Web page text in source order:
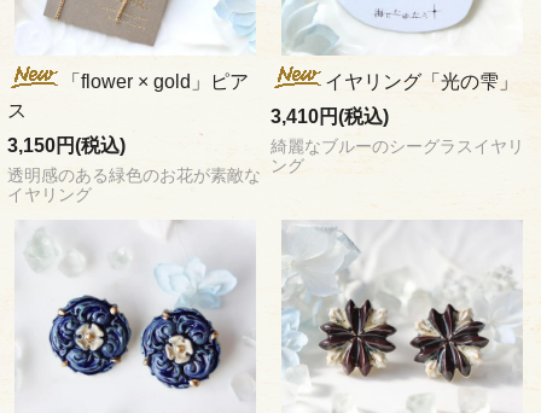
「flower × gold」ピア
ス
3,150円(税込)
透明感のある緑色のお花が素敵な
イヤリング
イヤリング「光の雫」
3,410円(税込)
綺麗なブルーのシーグラスイヤリ
ング